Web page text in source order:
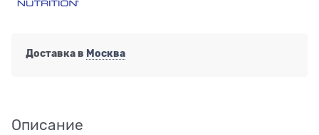
Доставка в Москва
Описание